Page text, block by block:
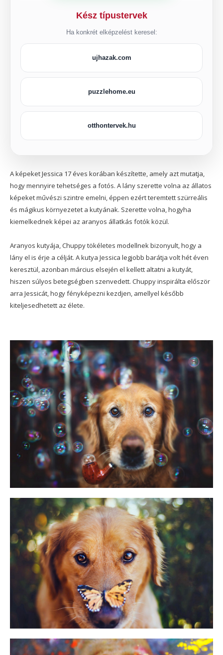
Kész típustervek
Ha konkrét elképzelést keresel:
ujhazak.com
puzzlehome.eu
otthontervek.hu
A képeket Jessica 17 éves korában készítette, amely azt mutatja,
hogy mennyire tehetséges a fotós. A lány szerette volna az állatos
képeket művészi szintre emelni, éppen ezért teremtett szürreális
és mágikus környezetet a kutyának. Szerette volna, hogyha
kiemelkednek képei az aranyos állatkás fotók közül.
Aranyos kutyája, Chuppy tökéletes modellnek bizonyult, hogy a
lány el is érje a célját. A kutya Jessica legjobb barátja volt hét éven
keresztül, azonban március elsején el kellett altatni a kutyát,
hiszen súlyos betegségben szenvedett. Chuppy inspirálta először
arra Jessicát, hogy fényképezni kezdjen, amellyel később
kiteljesedhetett az élete.